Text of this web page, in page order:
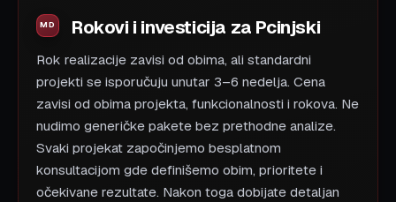
Rokovi i investicija za Pcinjski
Rok realizacije zavisi od obima, ali standardni
projekti se isporučuju unutar 3–6 nedelja. Cena
zavisi od obima projekta, funkcionalnosti i rokova. Ne
nudimo generičke pakete bez prethodne analize.
Svaki projekat započinjemo besplatnom
konsultacijom gde definišemo obim, prioritete i
očekivane rezultate. Nakon toga dobijate detaljan